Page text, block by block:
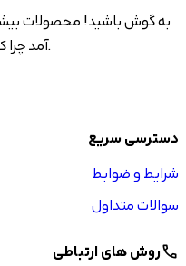
به گوش باشید! محصولات
آمد چرا که در حال اضافه شدن به سایت هستند.
دسترسی سریع
شرایط و ضوابط
سوالات متداول
callروش های ارتباطی